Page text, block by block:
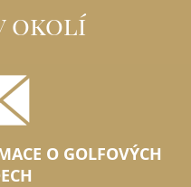
okolí
O GOLFOVÝCH